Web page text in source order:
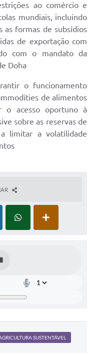
ao comércio e
mundiais, incluindo
as formas de subsídios
de exportação com
com o mandato da
Doha
o funcionamento
de alimentos
o acesso oportuno à
sobre as reservas de
limitar a volatilidade
SUSTENTÁVEL